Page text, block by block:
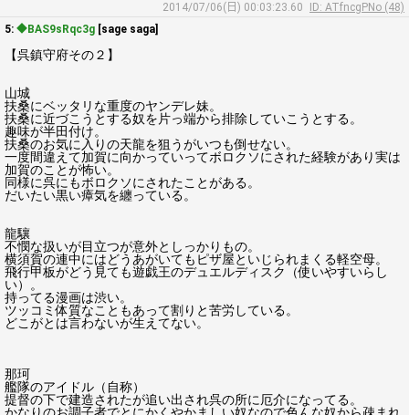
2014/07/06(日) 00:03:23.60
ID: ATfncgPNo (48)
5: ◆BAS9sRqc3g [sage saga]
【呉鎮守府その２】
山城
扶桑にベッタリな重度のヤンデレ妹。
扶桑に近づこうとする奴を片っ端から排除していこうとする。
趣味が半田付け。
扶桑のお気に入りの天龍を狙うがいつも倒せない。
一度間違えて加賀に向かっていってボロクソにされた経験があり実は
加賀のことが怖い。
同様に呉にもボロクソにされたことがある。
だいたい黒い瘴気を纏っている。
龍驤
不憫な扱いが目立つが意外としっかりもの。
横須賀の連中にはどうあがいてもピザ屋といじられまくる軽空母。
飛行甲板がどう見ても遊戯王のデュエルディスク（使いやすいらし
い）。
持ってる漫画は渋い。
ツッコミ体質なこともあって割りと苦労している。
どこがとは言わないが生えてない。
那珂
艦隊のアイドル（自称）
提督の下で建造されたが追い出され呉の所に厄介になってる。